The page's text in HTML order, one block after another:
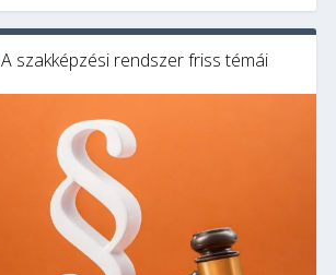
A szakképzési rendszer friss témái